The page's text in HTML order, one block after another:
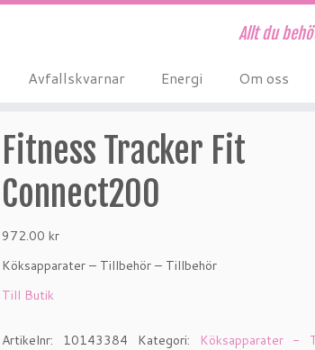
Allt du
Avfallskvarnar Energi Om oss
Fitness Tracker Fit
Connect200
972.00 kr
Köksapparater – Tillbehör – Tillbehör
Till Butik
Artikelnr: 10143384 Kategori:
Köksapparater -